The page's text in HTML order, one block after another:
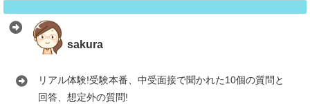
sakura
リアル体験!受験本番、中受面接で聞かれた10個の質問と
回答、想定外の質問!